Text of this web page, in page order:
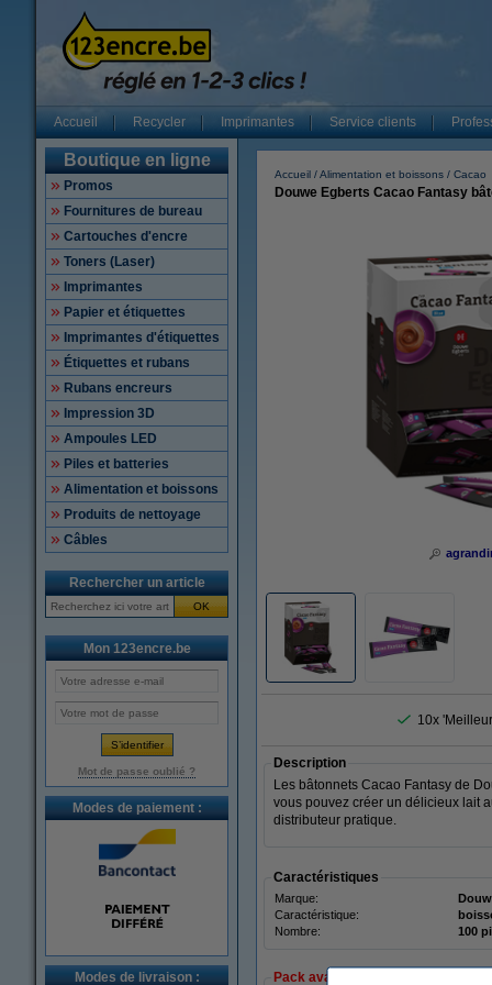
Accueil Recycler Imprimantes Service clients
Boutique en ligne
Promos
Fournitures de bureau
Cartouches d'encre
Toners (Laser)
Imprimantes
Papier et étiquettes
Imprimantes d'étiquettes
Étiquettes et rubans
Rubans encreurs
Impression 3D
Ampoules LED
Piles et batteries
Alimentation et boissons
Produits de nettoyage
Câbles
Rechercher un article
OK
Mon 123encre.be
Mot de passe oublié ?
Modes de paiement :
Modes de livraison :
Accueil Alimentation et boissons Cacao
Douwe Egberts Cacao Fantasy
10x
Description
Les bâtonnets Cacao Fantasy de
vous pouvez créer un délicieux lait
distributeur pratique.
Caractéristiques
Marque:
Caractéristique:
Nombre:
100
Pack avantageux !